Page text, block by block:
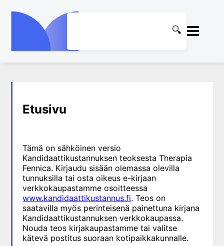
KIRJAUDU SISÄÄN
1. Ensihoito
2. Sydän- ja verisuonitaudit
4. Nefrologia
5. Urologia
6. Reumasairaudet
7. Fysiatria
8. Neurologia
9. Neurokirurgia
10. Silmätaudit
Etusivu
Tämä on sähköinen versio
Kandidaattikustannuksen teoksesta Therapia
Fennica. Kirjaudu sisään olemassa olevilla
tunnuksilla tai osta oikeus e-kirjaan
verkkokaupastamme osoitteessa
www.kandidaattikustannus.fi. Teos on
saatavilla myös perinteisenä painettuna kirjana
Kandidaattikustannuksen verkkokaupassa.
Nouda teos kirjakaupastamme tai valitse
kätevä postitus suoraan kotipaikkakunnalle.